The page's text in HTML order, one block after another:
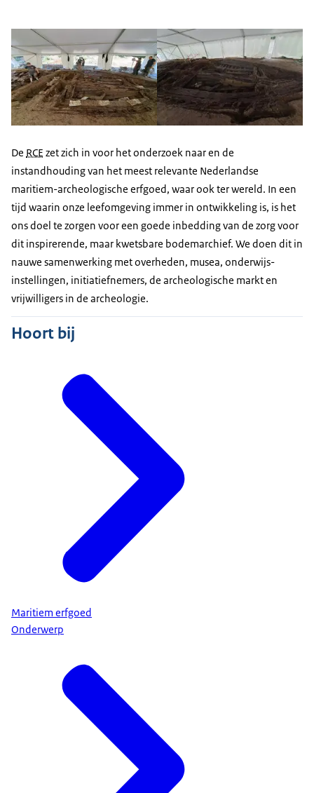
De RCE zet zich in voor het onderzoek naar en de
instandhouding van het meest relevante Nederlandse
maritiem-archeologische erfgoed, waar ook ter wereld. In een
tijd waarin onze leefomgeving immer in ontwikkeling is, is het
ons doel te zorgen voor een goede inbedding van de zorg voor
dit inspirerende, maar kwetsbare bodemarchief. We doen dit in
nauwe samenwerking met overheden, musea, onderwijs­
instellingen, initiatiefnemers, de archeologische markt en
vrijwilligers in de archeologie.
Hoort bij
Maritiem erfgoed
Onderwerp